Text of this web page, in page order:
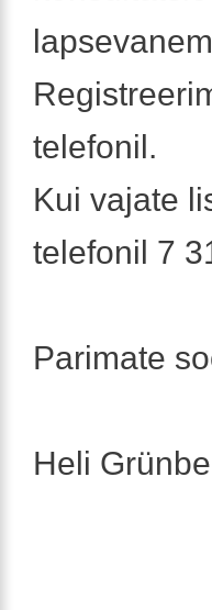
telefonil.
Kui vajate
telefonil 7
Parimate
Heli